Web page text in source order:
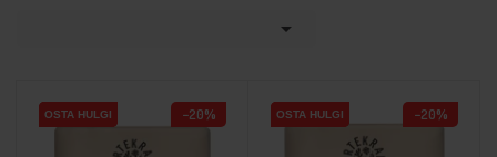

OSTA HULGI
OSTA HULGI
OSTA HULGI −20% OSTA HULGI
OSTA HULGI
OSTA HULGI −20%